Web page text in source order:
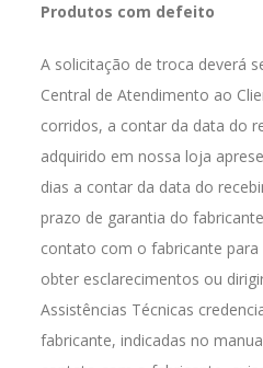
Produtos com defeito
A solicitação de troca deverá
Central de Atendimento ao
corridos, a contar da data do
adquirido em nossa loja
dias a contar da data do
prazo de garantia do
contato com o fabricante
obter esclarecimentos ou
Assistências Técnicas
fabricante, indicadas no